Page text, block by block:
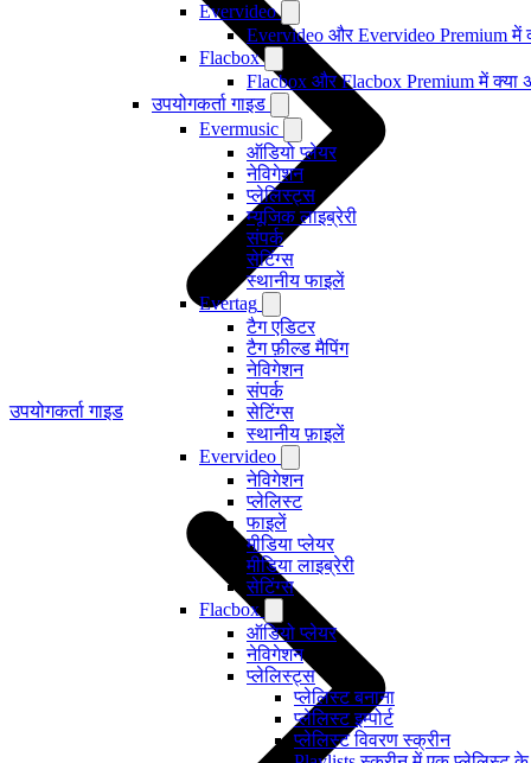
Evervideo
Evervideo और Evervideo Premium में
Flacbox
Flacbox और Flacbox Premium में क्या
उपयोगकर्ता गाइड
Evermusic
ऑडियो प्लेयर
नेविगेशन
प्लेलिस्ट्स
म्यूजिक लाइब्रेरी
संपर्क
सेटिंग्स
स्थानीय फाइलें
Evertag
टैग एडिटर
टैग फ़ील्ड मैपिंग
नेविगेशन
संपर्क
सेटिंग्स
स्थानीय फ़ाइलें
Evervideo
नेविगेशन
प्लेलिस्ट
फाइलें
मीडिया प्लेयर
मीडिया लाइब्रेरी
सेटिंग्स
Flacbox
ऑडियो प्लेयर
नेविगेशन
प्लेलिस्ट्स
प्लेलिस्ट बनाना
प्लेलिस्ट इम्पोर्ट
प्लेलिस्ट विवरण स्क्रीन
उपयोगकर्ता गाइड